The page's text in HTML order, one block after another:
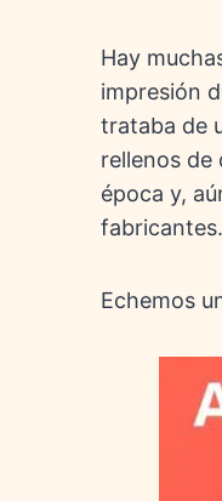
Hay
impresión
trataba de
rellenos de
época y,
fabricantes.
Echemos